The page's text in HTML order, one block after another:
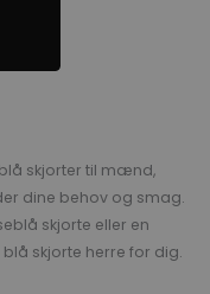
skjorter til mænd,
dine behov og smag.
skjorte eller en
skjorte herre for dig.